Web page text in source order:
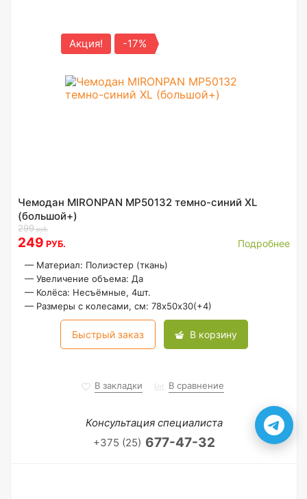
Акция! -17%
Чемодан MIRONPAN MP50132 темно-синий ХL
(большой+)
299руб.
249 РУБ. Подробнее
— Материал: Полиэстер (ткань)
— Увеличение объема: Да
— Колёса: Несъёмные, 4шт.
— Размеры с колесами, см: 78х50х30(+4)
Быстрый заказ В корзину
В закладки В сравнение
Консультация специалиста
+375 (25) 677-47-32